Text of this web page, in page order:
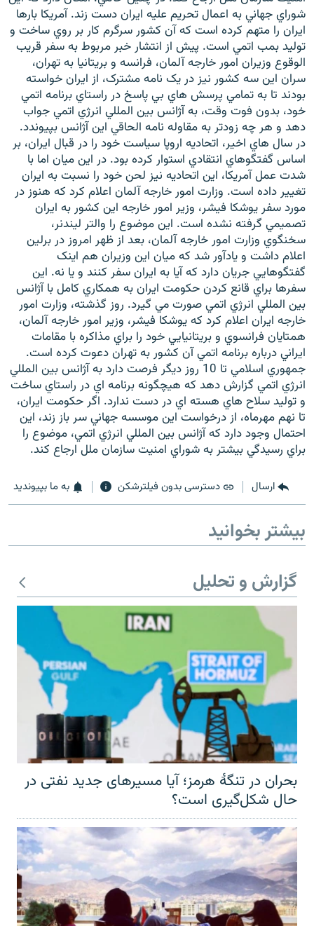
شوراي جهاني به اعمال تحريم عليه ايران دست زند. آمريکا بارها
ايران را متهم کرده است که آن کشور سرگرم کار بر روي ساخت و
توليد بمب اتمي است. پيش از انتشار خبر مربوط به سفر قريب
الوقوع وزيران امور خارجه آلمان، فرانسه و بريتانيا به تهران،
سران اين سه کشور نيز در يک نامه مشترک، از ايران خواسته
بودند تا به تمامي پرسش هاي بي پاسخ در راستاي برنامه اتمي
خود، بدون فوت وقت، به آژانس بين المللي انرژي اتمي جواب
دهد و هر چه زودتر به مقاوله نامه الحاقي اين آژانس بپيوندد.
در سال هاي اخير، اتحاديه اروپا سياست خود را در قبال ايران، بر
اساس گفتگوهاي انتقادي استوار کرده بود. در اين ميان اما با
شدت عمل آمريکا، اين اتحاديه نيز لحن خود را نسبت به ايران
تغيير داده است. وزارت امور خارجه آلمان اعلام کرد که هنوز در
مورد سفر يوشکا فيشر، وزير امور خارجه اين کشور به ايران
تصميمي گرفته نشده است. اين موضوع را والتر ليندنر،
سخنگوي وزارت امور خارجه آلمان، بعد از ظهر امروز در برلين
اعلام داشت و يادآور شد که ميان اين وزيران هم اينک
گفتگوهايي جريان دارد که آيا به ايران سفر کنند و يا نه. اين
سفرها براي قانع کردن حکومت ايران به همکاري کامل با آژانس
بين المللي انرژي اتمي صورت مي گيرد. روز گذشته، وزارت امور
خارجه ايران اعلام کرد که يوشکا فيشر، وزير امور خارجه آلمان،
همتايان فرانسوي و بريتانيايي خود را براي مذاکره با مقامات
ايراني درباره برنامه اتمي آن کشور به تهران دعوت کرده است.
جمهوري اسلامي تا 10 روز ديگر فرصت دارد به آژانس بين المللي
انرژي اتمي گزارش دهد که هيچگونه برنامه اي در راستاي ساخت
و توليد سلاح هاي هسته اي در دست ندارد. اگر حکومت ايران،
تا نهم مهرماه، از درخواست اين موسسه جهاني سر باز زند، اين
احتمال وجود دارد که آژانس بين المللي انرژي اتمي، موضوع را
براي رسيدگي بيشتر به شوراي امنيت سازمان ملل ارجاع کند.
ارسال دسترسی بدون فیلترشکن به ما بپیوندید
بیشتر بخوانید
گزارش و تحلیل
بحران در تنگهٔ هرمز؛ آیا مسیرهای جدید نفتی در
حال شکل‌گیری است؟